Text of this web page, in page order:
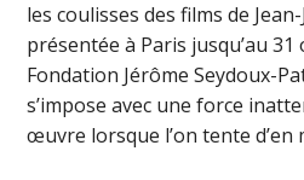
les coulisses des films de
présentée à Paris jusqu’au
Fondation Jérôme Seydoux-
s’impose avec une force
œuvre lorsque l’on tente d’en